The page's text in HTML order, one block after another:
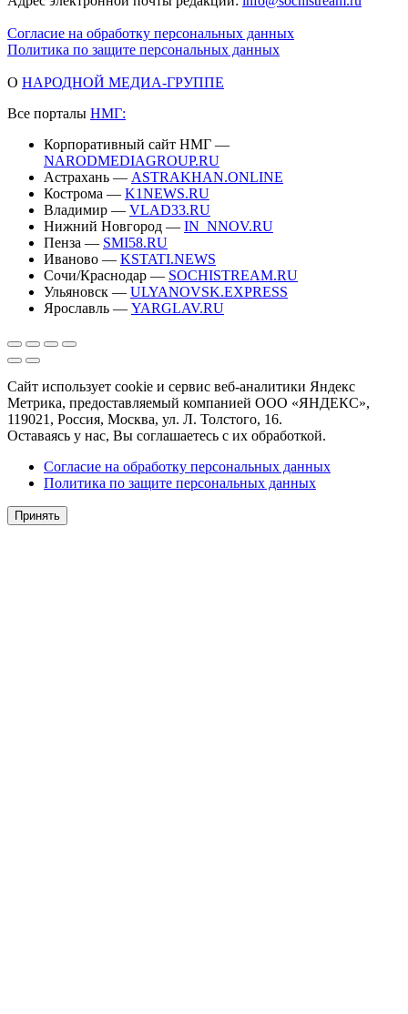
Согласие на обработку персональных данных
Политика по защите персональных данных
О НАРОДНОЙ МЕДИА-ГРУППЕ
Все порталы НМГ:
Корпоративный сайт НМГ —
NARODMEDIAGROUP.RU
Астрахань — ASTRAKHAN.ONLINE
Кострома — K1NEWS.RU
Владимир — VLAD33.RU
Нижний Новгород — IN_NNOV.RU
Пенза — SMI58.RU
Иваново — KSTATI.NEWS
Сочи/Краснодар — SOCHISTREAM.RU
Ульяновск — ULYANOVSK.EXPRESS
Ярославль — YARGLAV.RU
Сайт использует cookie и сервис веб-аналитики Яндекс
Метрика, предоставляемый компанией ООО «ЯНДЕКС»,
119021, Россия, Москва, ул. Л. Толстого, 16.
Оставаясь у нас, Вы соглашаетесь с их обработкой.
Согласие на обработку персональных данных
Политика по защите персональных данных
Принять